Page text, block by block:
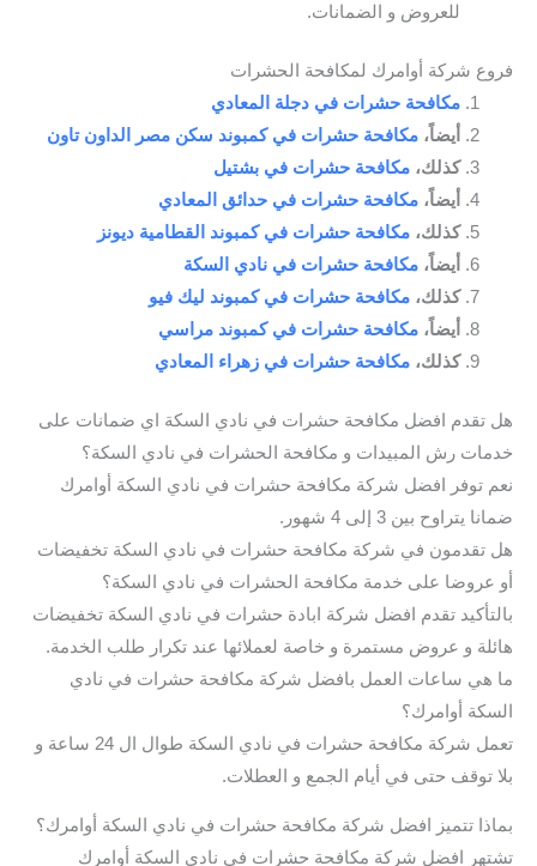
للعروض و الضمانات.
فروع شركة أوامرك لمكافحة الحشرات
مكافحة حشرات في دجلة المعادي
أيضاً، مكافحة حشرات في كمبوند سكن مصر الداون تاون
كذلك، مكافحة حشرات في بشتيل
أيضاً، مكافحة حشرات في حدائق المعادي
كذلك، مكافحة حشرات في كمبوند القطامية ديونز
أيضاً، مكافحة حشرات في نادي السكة
كذلك، مكافحة حشرات في كمبوند ليك فيو
أيضاً، مكافحة حشرات في كمبوند مراسي
كذلك، مكافحة حشرات في زهراء المعادي
هل تقدم افضل مكافحة حشرات في نادي السكة اي ضمانات على
خدمات رش المبيدات و مكافحة الحشرات في نادي السكة؟
نعم توفر افضل شركة مكافحة حشرات في نادي السكة أوامرك
ضمانا يتراوح بين 3 إلى 4 شهور.
هل تقدمون في شركة مكافحة حشرات في نادي السكة تخفيضات
أو عروضا على خدمة مكافحة الحشرات في نادي السكة؟
بالتأكيد تقدم افضل شركة ابادة حشرات في نادي السكة تخفيضات
هائلة و عروض مستمرة و خاصة لعملائها عند تكرار طلب الخدمة.
ما هي ساعات العمل بافضل شركة مكافحة حشرات في نادي
السكة أوامرك؟
تعمل شركة مكافحة حشرات في نادي السكة طوال ال 24 ساعة و
بلا توقف حتى في أيام الجمع و العطلات.
بماذا تتميز افضل شركة مكافحة حشرات في نادي السكة أوامرك؟
تشتهر افضل شركة مكافحة حشرات في نادي السكة أوامرك